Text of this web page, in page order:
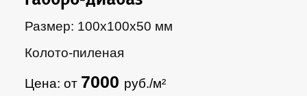
Размер: 100х100х50 мм
Колото-пиленая
Цена: от 7000 руб./м²